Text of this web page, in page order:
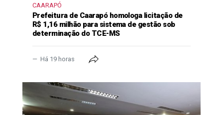
CAARAPÓ
Prefeitura de Caarapó homologa licitação de
R$ 1,16 milhão para sistema de gestão sob
determinação do TCE-MS
Há 19 horas